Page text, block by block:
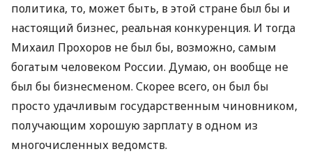
политика, то, может быть, в этой стране был бы и
настоящий бизнес, реальная конкуренция. И тогда
Михаил Прохоров не был бы, возможно, самым
богатым человеком России. Думаю, он вообще не
был бы бизнесменом. Скорее всего, он был бы
просто удачливым государственным чиновником,
получающим хорошую зарплату в одном из
многочисленных ведомств.